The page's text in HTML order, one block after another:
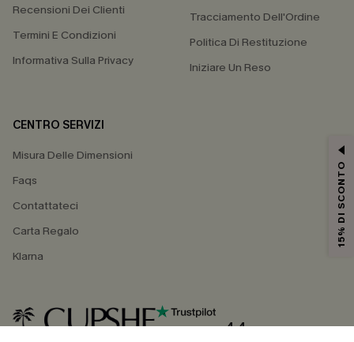
Recensioni Dei Clienti
Termini E Condizioni
Informativa Sulla Privacy
Tracciamento Dell'Ordine
Politica Di Restituzione
Iniziare Un Reso
CENTRO SERVIZI
Misura Delle Dimensioni
Faqs
Contattateci
Carta Regalo
Klarna
4.4
15% DI SCONTO